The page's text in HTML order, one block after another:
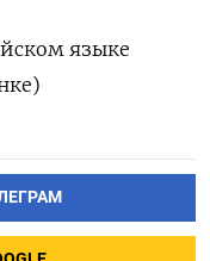
языке